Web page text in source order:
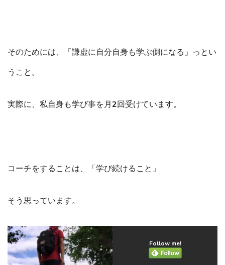
そのためには、「謙虚に自分自身も学ぶ側になる」っとい
うこと。
実際に、私自身も学び事を月2回受けています。
コーチをすることは、「学び続けること」
そう思っています。
Follow me!